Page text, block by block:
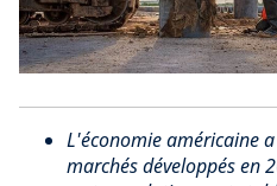
L'économie américaine
marchés développés en